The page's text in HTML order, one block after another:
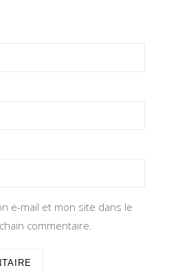
e-mail et mon site dans le
commentaire.